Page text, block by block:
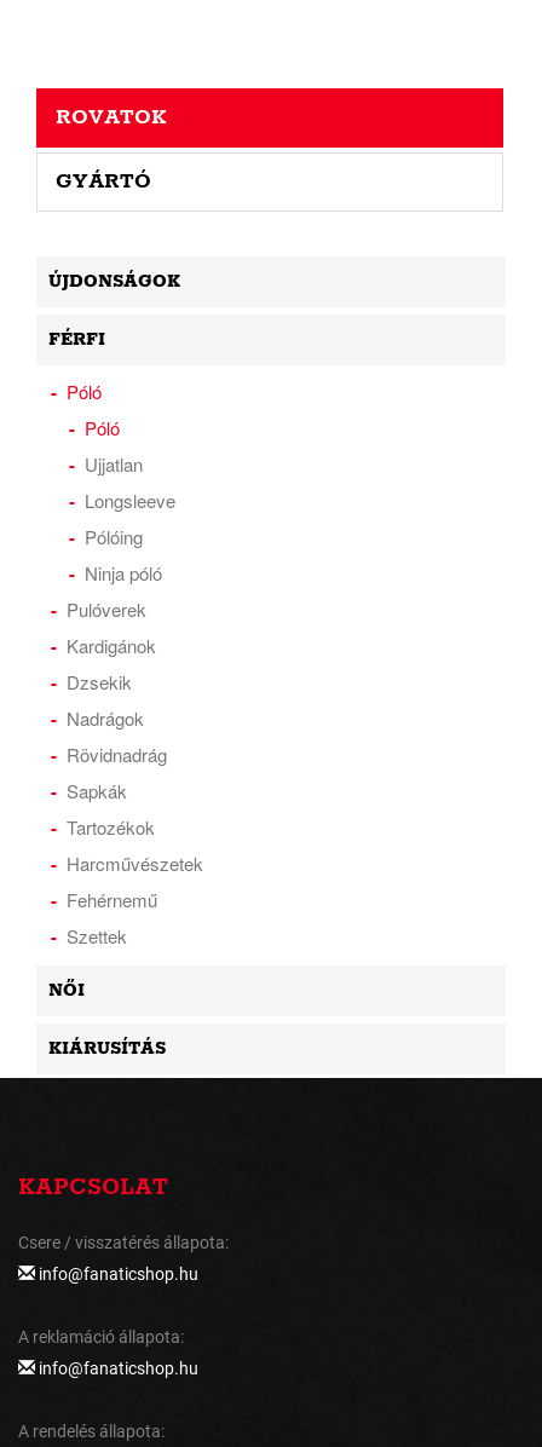
ROVATOK
GYÁRTÓ
ÚJDONSÁGOK
FÉRFI
Póló
Póló
Ujjatlan
Longsleeve
Pólóing
Ninja póló
Pulóverek
Kardigánok
Dzsekik
Nadrágok
Rövidnadrág
Sapkák
Tartozékok
Harcművészetek
Fehérnemű
Szettek
NŐI
KIÁRUSÍTÁS
KAPCSOLAT
Csere / visszatérés állapota:
info@fanaticshop.hu
A reklamáció állapota:
info@fanaticshop.hu
A rendelés állapota: